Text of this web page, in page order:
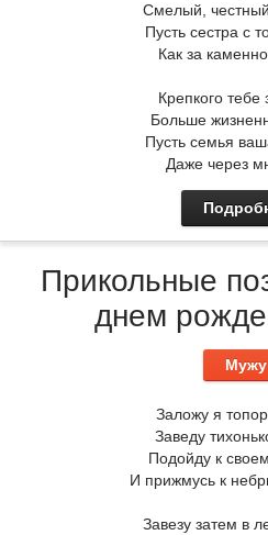
Смелый,
Пусть сестра с
Как за
Крепкого тебе
Больше
Пусть семья
Даже через
Прикольные
днем
Мужу
Заложу я
Заведу
Подойду к
И прижмусь к
Завезу затем в